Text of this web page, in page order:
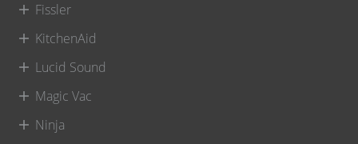
Fissler
KitchenAid
Lucid Sound
Magic Vac
Ninja